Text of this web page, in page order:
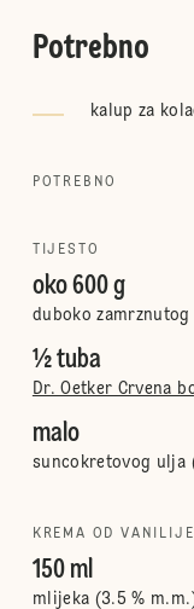
Potrebno
kalup za
POTREBNO
TIJESTO
oko 600 g
duboko
½ tuba
Dr. Oetker Crvena
malo
suncokretovog ulja
KREMA OD VANILIJE
150 ml
mlijeka (3.5 %